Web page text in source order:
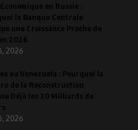
en Russie :
la Banque Centrale
une Croissance Proche de
2026
2026
au Venezuela : Pourquoi la
de la Reconstruction
Déjà les 20 Milliards de
2026